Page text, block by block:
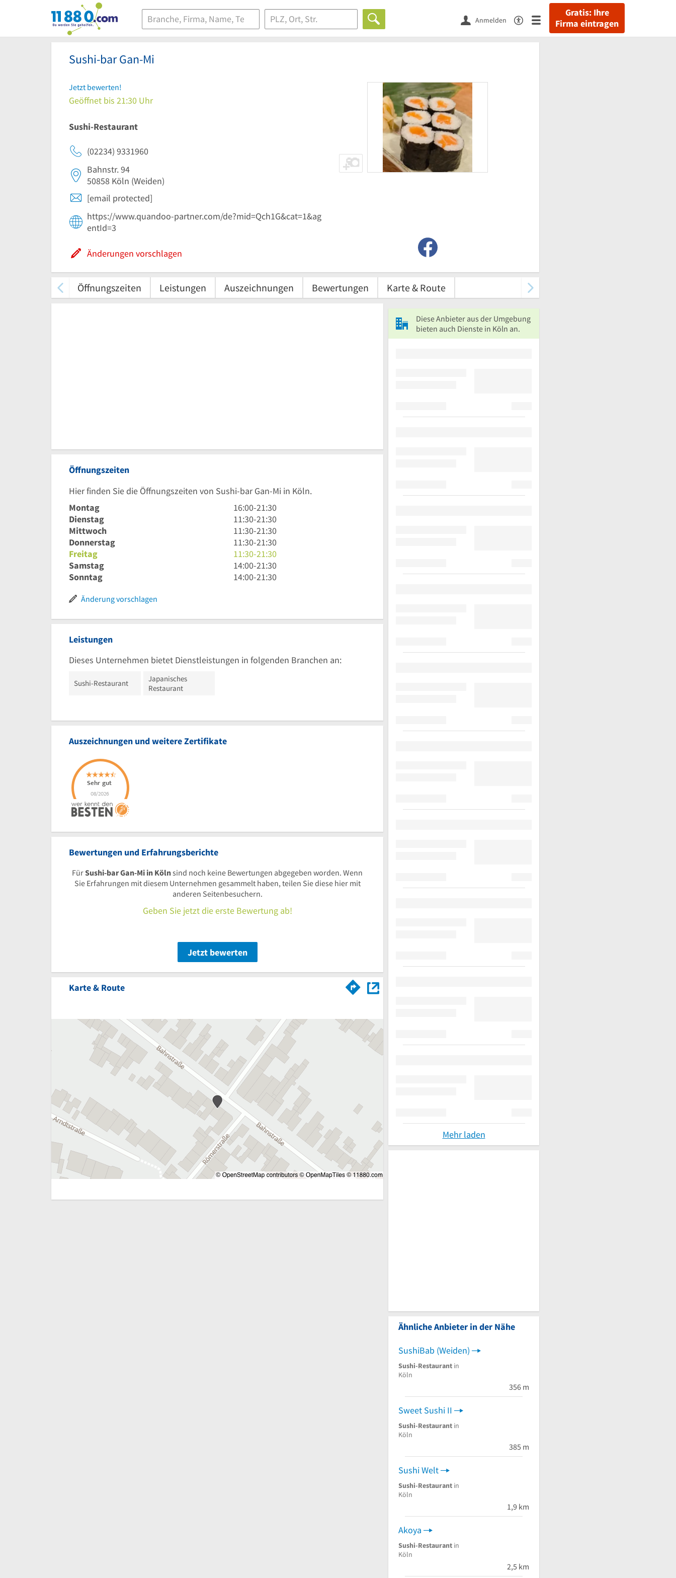
11880.com
Gratis: Ihre
Firma eintragen
Anmelden
Sushi-bar Gan-Mi
Jetzt bewerten!
Geöffnet bis 21:30 Uhr
Sushi-Restaurant
(02234) 9331960
Bahnstr. 94
50858 Köln (Weiden)
[email protected]
https://www.quandoo-partner.com/de?mid=Qch1G&cat=1&ag
entId=3
Änderungen vorschlagen
Öffnungszeiten Leistungen Auszeichnungen Bewertungen Karte & Route
Öffnungszeiten
Hier finden Sie die Öffnungszeiten von Sushi-bar Gan-Mi in Köln.
Montag
16
Uhr
bis
21
Uhr
30
16:00-21:30
Dienstag
11
Uhr
30
bis
21
Uhr
11:30-21:30
Mittwoch
11
Uhr
30
bis
21
11:30-21:30
Donnerstag
11
Uhr
30
bis
11:30-21:30
Freitag
11
Uhr
30
30
11:30-21:30
Samstag
14
Uhr
30
14:00-21:30
Sonntag
14
Uhr
14:00-21:30
Änderung vorschlagen
Leistungen
Dieses Unternehmen bietet Dienstleistungen in folgenden Branchen an:
Sushi-Restaurant
Japanisches
Restaurant
Auszeichnungen und weitere Zertifikate
Bewertungen und Erfahrungsberichte
FürSushi-bar Gan-Mi in Kölnsind noch keine Bewertungen abgegeben worden. Wenn
Sie Erfahrungen mit diesem Unternehmen gesammelt haben, teilen Sie diese hier mit
anderen Seitenbesuchern.
Geben Sie jetzt die erste Bewertung ab!
Jetzt bewerten
Karte & Route
Diese Anbieter aus der Umgebung
bieten auch Dienste in Köln an.
Mehr laden
Ähnliche Anbieter in der Nähe
SushiBab (Weiden)
Sushi-Restaurant in
Köln
356 m
Sweet Sushi II
Sushi-Restaurant in
Köln
385 m
Sushi Welt
Sushi-Restaurant in
Köln
1,9 km
Akoya
Sushi-Restaurant in
Köln
2,5 km